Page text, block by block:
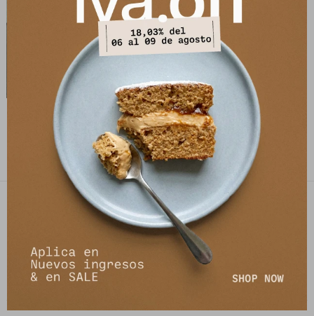
Cardigan Libre -
Terracota/Amarillo
5.873 $ 8.390
PETRA STORE
27141061 - 099 747 832
21 de setiembre 2895, Montevideo
shop@petrastore.com.uy
De lunes a sábados de 11 a 20hs